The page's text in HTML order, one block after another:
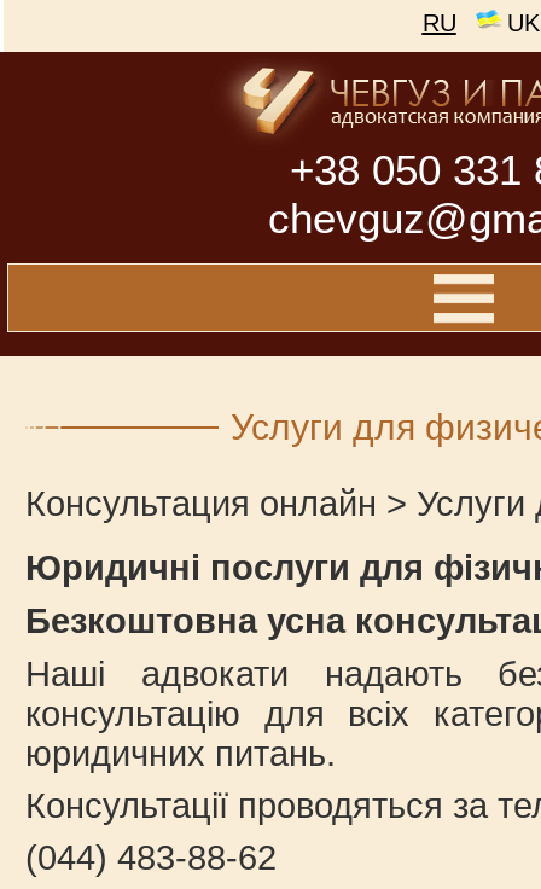
RU UK
+38 050 331
Услуги для
Консультация онлайн >
Юридичні послуги для
Безкоштовна усна
Наші адвокати надають
консультацію для всіх
юридичних питань.
Консультації проводяться за
(044) 483-88-62